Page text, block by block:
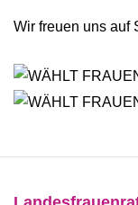
Wir freuen uns auf